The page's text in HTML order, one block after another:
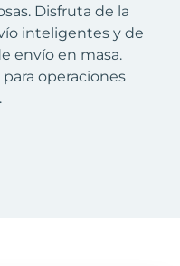
Disfruta de la
inteligentes y de
envío en masa.
operaciones